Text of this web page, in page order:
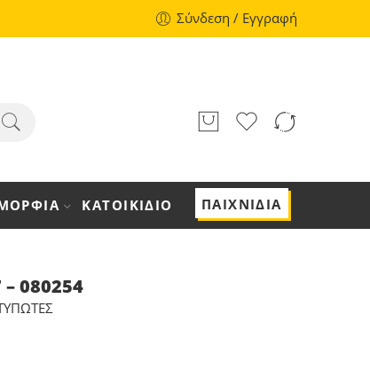
Σύνδεση / Εγγραφή
ΚΑΤΟΙΚΙΔΙΟ ΠΑΙΧΝΙΔΙΑ
080254